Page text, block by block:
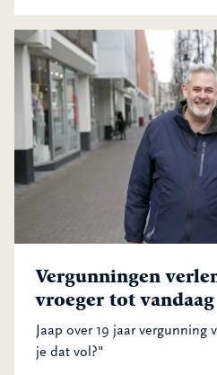
Vergunningen
vroeger tot vandaag
Jaap over 19 jaar vergunning
je dat vol?"